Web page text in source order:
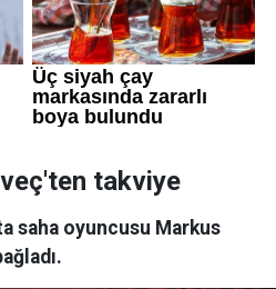
takviye
saha oyuncusu Markus